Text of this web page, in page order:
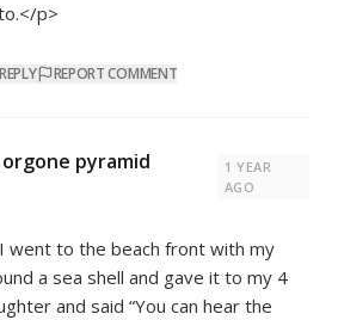
p>
REPLY REPORT COMMENT
pyramid
1 YEAR
AGO
went to the beach front with my
a sea shell and gave it to my 4
and said “You can hear the